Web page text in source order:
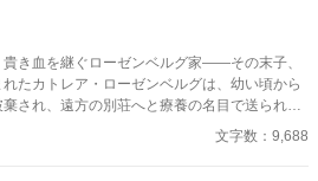
わり世界観。ゆるふわ設定。 ◇なろうにも上げ
き血を継ぐローゼンベルグ家――その末子、
たカトレア・ローゼンベルグは、幼い頃から
され、遠方の別荘へと療養の名目で送られ
て、ただの『カトレア』として生きていく
文字数：9,688